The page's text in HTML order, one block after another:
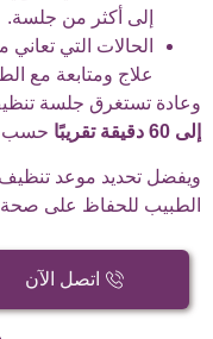
إلى أكثر من جلسة.
الحالات التي
علاج ومتابعة مع
وعادة تستغرق جلسة
إلى 60 دقيقة تقريبًا
حسب
ويفضل تحديد موعد
الطبيب للحفاظ على صحة
اتصل الآن